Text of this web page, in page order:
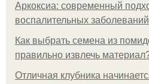
Аркоксиа: современный
воспалительных
Как выбрать семена из
правильно извлечь
Отличная клубника